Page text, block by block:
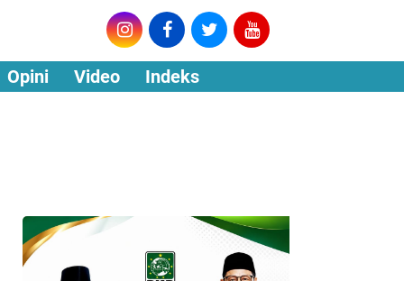
Opini Video Indeks